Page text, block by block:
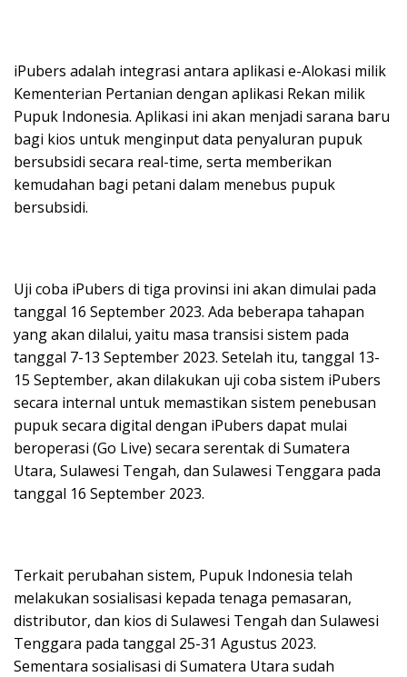
iPubers adalah integrasi antara aplikasi e-Alokasi milik
Kementerian Pertanian dengan aplikasi Rekan milik
Pupuk Indonesia. Aplikasi ini akan menjadi sarana baru
bagi kios untuk menginput data penyaluran pupuk
bersubsidi secara real-time, serta memberikan
kemudahan bagi petani dalam menebus pupuk
bersubsidi.
Uji coba iPubers di tiga provinsi ini akan dimulai pada
tanggal 16 September 2023. Ada beberapa tahapan
yang akan dilalui, yaitu masa transisi sistem pada
tanggal 7-13 September 2023. Setelah itu, tanggal 13-
15 September, akan dilakukan uji coba sistem iPubers
secara internal untuk memastikan sistem penebusan
pupuk secara digital dengan iPubers dapat mulai
beroperasi (Go Live) secara serentak di Sumatera
Utara, Sulawesi Tengah, dan Sulawesi Tenggara pada
tanggal 16 September 2023.
Terkait perubahan sistem, Pupuk Indonesia telah
melakukan sosialisasi kepada tenaga pemasaran,
distributor, dan kios di Sulawesi Tengah dan Sulawesi
Tenggara pada tanggal 25-31 Agustus 2023.
Sementara sosialisasi di Sumatera Utara sudah